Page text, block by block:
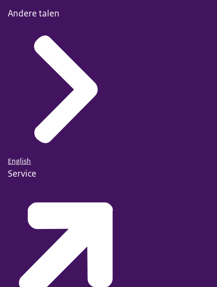
Andere talen
English
Service